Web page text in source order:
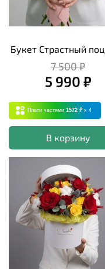
Букет Страстный
7 500 ₽
5 990 ₽
Плати частями 1572 ₽ x 4
В корзину